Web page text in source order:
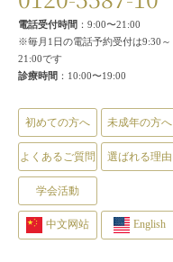
電話受付時間 ：9:00〜21:00
※毎月1日の電話予約受付は9:30～
21:00です
診療時間 ：10:00〜19:00
初めての方へ 未成年の方へ
よくあるご質問 選ばれる理由
学会活動
中文网站 English